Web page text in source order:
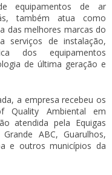
equipamentos de ar
também atua como
das melhores marcas do
serviços de instalação,
dos equipamentos
de última geração e
a empresa recebeu os
Ambiental em
atendida pela Equigas
ABC, Guarulhos,
e outros municípios da